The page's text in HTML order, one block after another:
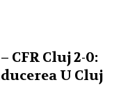
Cluj 2-0:
U Cluj